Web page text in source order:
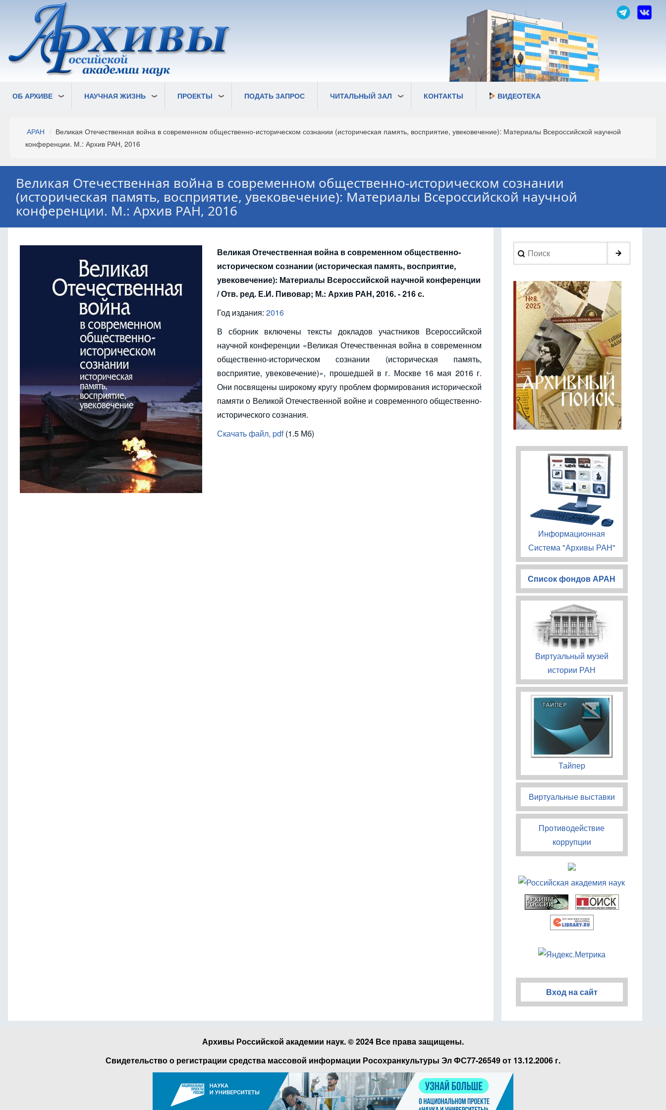
основному
содержанию
ОБ АРХИВЕ НАУЧНАЯ ЖИЗНЬ ПРОЕКТЫ ПОДАТЬ ЗАПРОС ЧИТАЛЬНЫЙ ЗАЛ КОНТАКТЫ ВИДЕОТЕКА
Строка
навигации
АРАН
Великая Отечественная война в современном общественно-историческом сознании (историческая память, восприятие, увековечение): Материалы Всероссийской научной
конференции. М.: Архив РАН, 2016
Великая Отечественная война в современном общественно-историческом сознании
(историческая память, восприятие, увековечение): Материалы Всероссийской научной
конференции. М.: Архив РАН, 2016
Великая Отечественная война в современном общественно-
историческом сознании (историческая память, восприятие,
увековечение): Материалы Всероссийской научной конференции
/ Отв. ред. Е.И. Пивовар; М.: Архив РАН, 2016. - 216 с.
Год издания: 2016
В сборник включены тексты докладов участников Всероссийской
научной конференции «Великая Отечественная война в современном
общественно-историческом сознании (историческая память,
восприятие, увековечение)», прошедшей в г. Москве 16 мая 2016 г.
Они посвящены широкому кругу проблем формирования исторической
памяти о Великой Отечественной войне и современного общественно-
исторического сознания.
Скачать файл, pdf(1.5 Мб)
Search
Информационная
Система "Архивы РАН"
Список фондов АРАН
Виртуальный музей
истории РАН
Тайпер
Виртуальные выставки
Противодействие
коррупции
Вход на сайт
Архивы Российской академии наук. © 2024 Все права защищены.
Свидетельство о регистрации средства массовой информации Росохранкультуры Эл ФС77-26549 от 13.12.2006 г.